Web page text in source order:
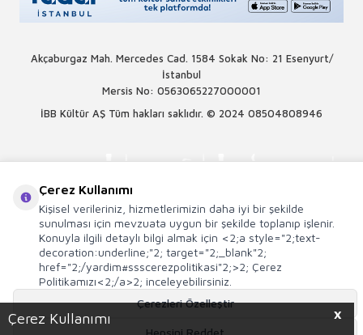
X
Çerez Kullanımı
Akçaburgaz Mah. Mercedes Cad. 1584 Sokak No: 21 Esenyurt/
İstanbul
Mersis No: 0563065227000001
İBB Kültür AŞ Tüm hakları saklıdır. © 2024 08504808946
Çerez Kullanımı
Kişisel verileriniz, hizmetlerimizin daha iyi bir şekilde
sunulması için mevzuata uygun bir şekilde toplanıp işlenir.
Konuyla ilgili detaylı bilgi almak için <2;a style="2;text-
decoration:underline;"2; target="2;_blank"2;
href="2;/yardim#ssscerezpolitikasi"2;>2; Çerez
Politikamızı<2;/a>2; inceleyebilirsiniz.
Çerezleri Özelleştir
Hepsini Reddet